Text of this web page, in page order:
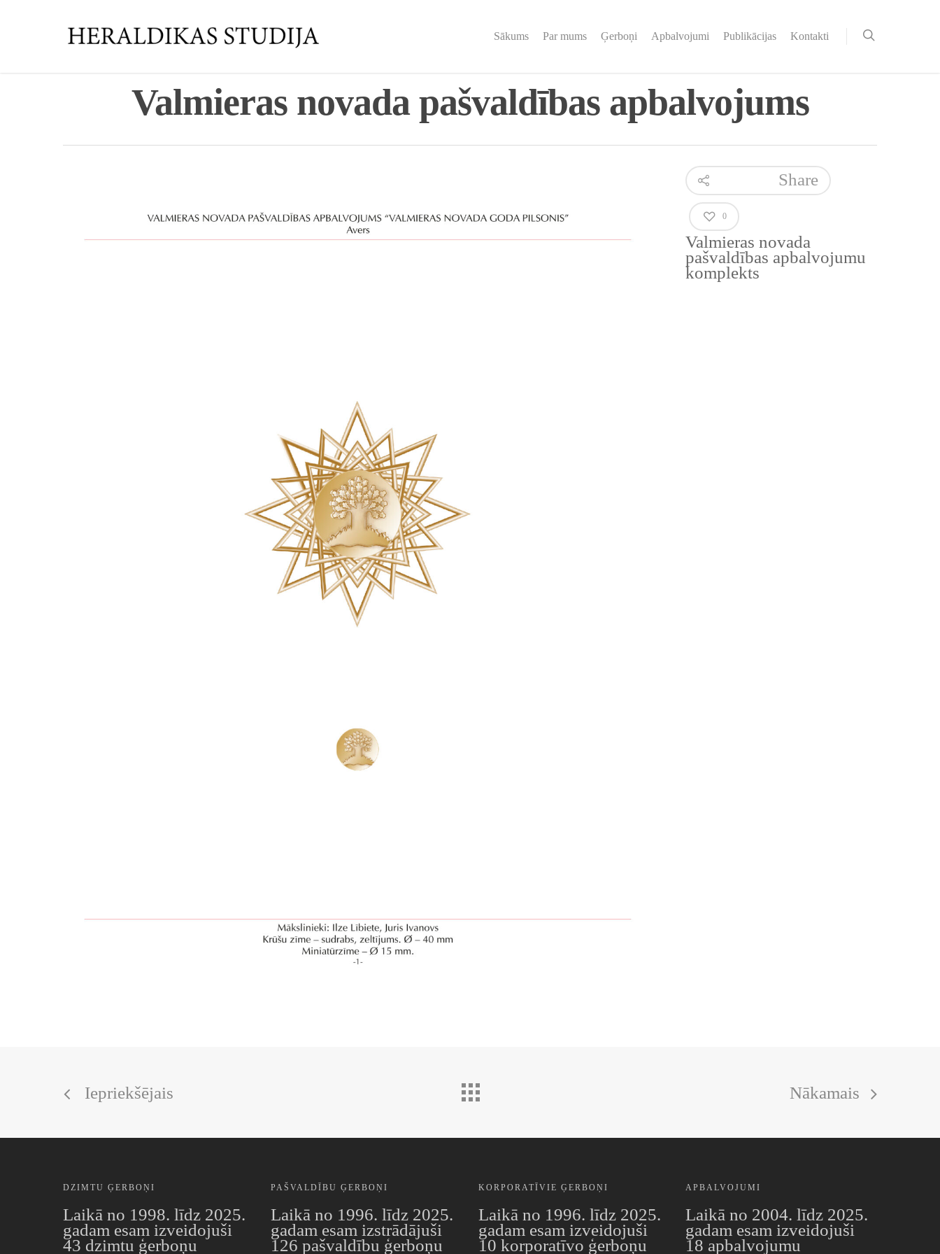
Sākums Par mums Ģerboņi Apbalvojumi Publikācijas Kontakti
Valmieras novada pašvaldības apbalvojums
Share
0
Valmieras novada
pašvaldības apbalvojumu
komplekts
Iepriekšējais Nākamais
DZIMTU ĢERBOŅI
Laikā no 1998. līdz 2025.
gadam esam izveidojuši
43 dzimtu ģerboņu
PAŠVALDĪBU ĢERBOŅI
Laikā no 1996. līdz 2025.
gadam esam izstrādājuši
126 pašvaldību ģerboņu
KORPORATĪVIE ĢERBOŅI
Laikā no 1996. līdz 2025.
gadam esam izveidojuši
10 korporatīvo ģerboņu
APBALVOJUMI
Laikā no 2004. līdz 2025.
gadam esam izveidojuši
18 apbalvojumu